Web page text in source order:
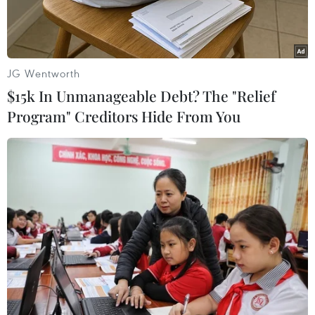
Ông Anwaar-ul-Haq Kakar. (Ảnh: AFP/TTXVN)
Ngày 14/8, Thủ tướng tạm quyền của Pakistan,
Thượng nghị sỹ Anwaar-ul-Haq Kakar, đã tuyên
JG Wentworth
$15k In Unmanageable Debt? The "Relief
Program" Creditors Hide From You